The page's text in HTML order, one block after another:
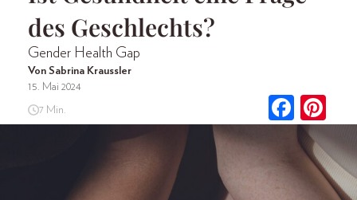
des Geschlechts?
Gender Health Gap
Von Sabrina Kraussler
15. Mai 2024
7 Min.